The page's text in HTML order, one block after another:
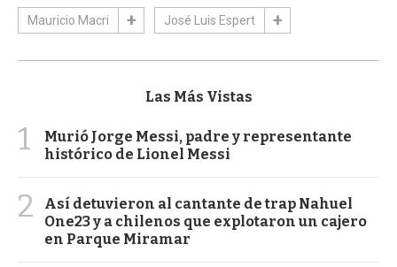
Mauricio Macri José Luis Espert
Las Más Vistas
1
Murió Jorge Messi, padre y representante
histórico de Lionel Messi
2
Así detuvieron al cantante de trap Nahuel
One23 y a chilenos que explotaron un cajero
en Parque Miramar